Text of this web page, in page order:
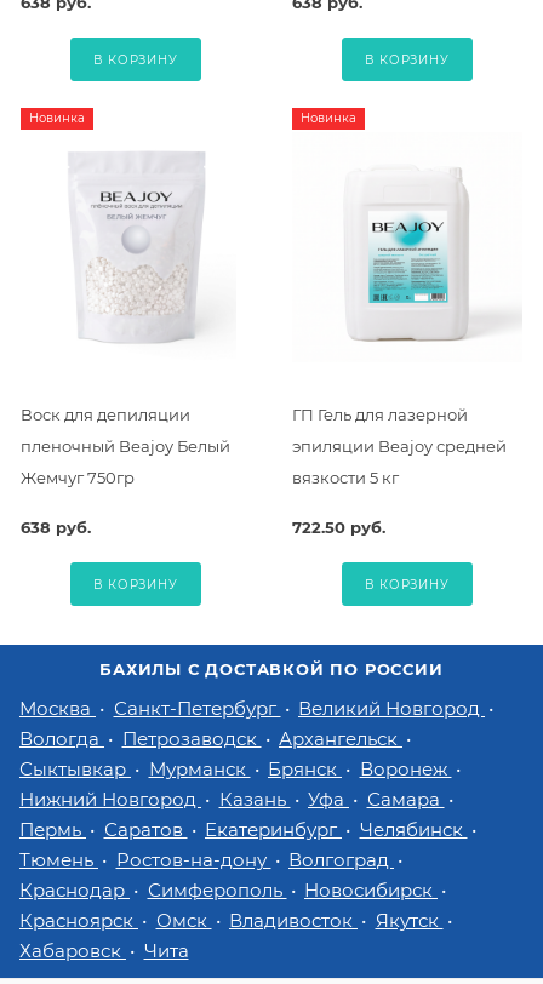
В КОРЗИНУ В КОРЗИНУ
Новинка
Воск для депиляции
пленочный Beajoy Белый
Жемчуг 750гр
638 руб.
В КОРЗИНУ
Новинка
ГП Гель для лазерной
эпиляции Beajoy средней
вязкости 5 кг
722.50 руб.
В КОРЗИНУ
БАХИЛЫ С ДОСТАВКОЙ ПО РОССИИ
Москва Санкт-Петербург
Великий Новгород
Вологда
Петрозаводск
Архангельск
Сыктывкар
Мурманск Брянск
Воронеж
Нижний Новгород
Казань Уфа
Самара
Пермь
Саратов Екатеринбург
Челябинск
Тюмень
Ростов-на-дону
Волгоград
Краснодар
Симферополь
Новосибирск
Красноярск
Омск Владивосток
Якутск
Хабаровск
Чита